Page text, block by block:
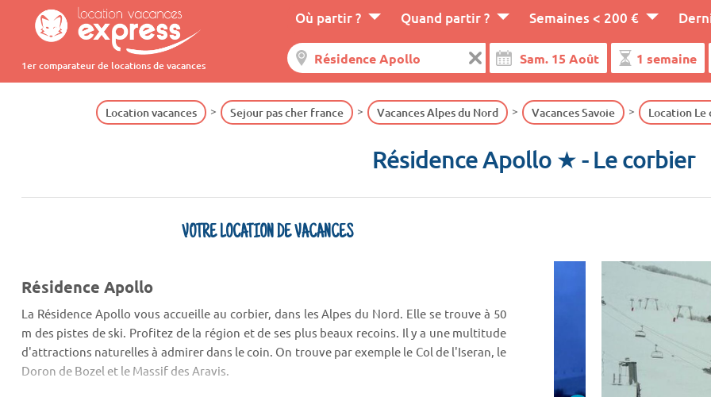
1er comparateur de locations de vacances
Où partir ? Quand partir ? Semaines < 200 €
Location vacances Sejour pas cher france Vacances Alpes du Nord Vacances Savoie Location Le
Résidence Apollo ★- Le corbier
VOTRE LOCATION DE VACANCES
Résidence Apollo
La Résidence Apollo vous accueille au corbier, dans les Alpes du Nord. Elle se trouve à 50
m des pistes de ski. Profitez de la région et de ses plus beaux recoins. Il y a une multitude
d'attractions naturelles à admirer dans le coin. On trouve par exemple le Col de l'Iseran, le
Doron de Bozel et le Massif des Aravis.